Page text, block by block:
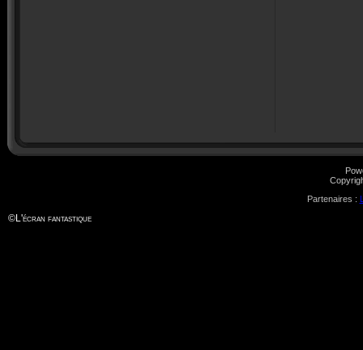
Partenaires :
©L'écran fantastique